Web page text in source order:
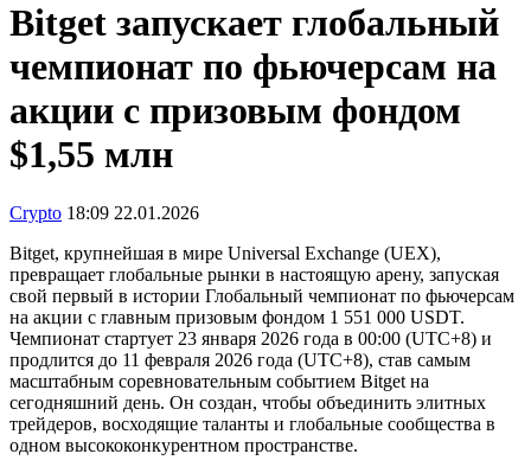
Bitget запускает глобальный
чемпионат по фьючерсам на
акции с призовым фондом
$1,55 млн
Crypto 18:09 22.01.2026
Bitget, крупнейшая в мире Universal Exchange (UEX),
превращает глобальные рынки в настоящую арену, запуская
свой первый в истории Глобальный чемпионат по фьючерсам
на акции с главным призовым фондом 1 551 000 USDT.
Чемпионат стартует 23 января 2026 года в 00:00 (UTC+8) и
продлится до 11 февраля 2026 года (UTC+8), став самым
масштабным соревновательным событием Bitget на
сегодняшний день. Он создан, чтобы объединить элитных
трейдеров, восходящие таланты и глобальные сообщества в
одном высококонкурентном пространстве.